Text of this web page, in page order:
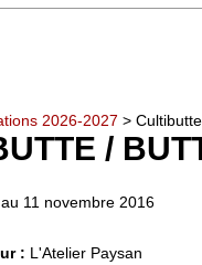
2026-2027 >
/
11 novembre 2016
: L'Atelier Paysan